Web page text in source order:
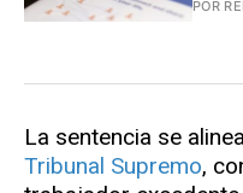
POR
La sentencia se
Tribunal Supremo,